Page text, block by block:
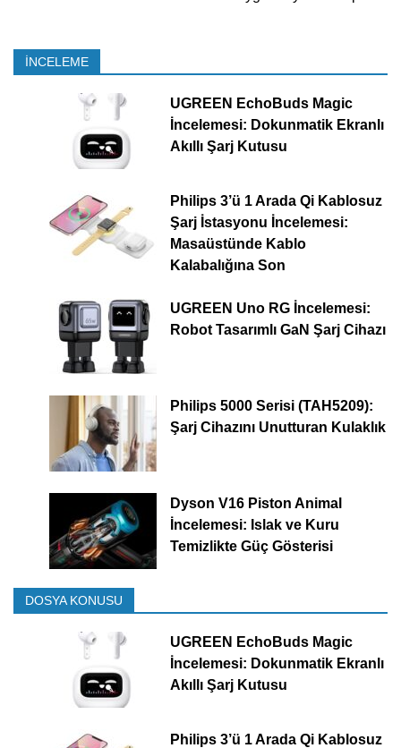
İNCELEME
UGREEN EchoBuds Magic
İncelemesi: Dokunmatik Ekranlı
Akıllı Şarj Kutusu
Philips 3’ü 1 Arada Qi Kablosuz
Şarj İstasyonu İncelemesi:
Masaüstünde Kablo
Kalabalığına Son
UGREEN Uno RG İncelemesi:
Robot Tasarımlı GaN Şarj Cihazı
Philips 5000 Serisi (TAH5209):
Şarj Cihazını Unutturan Kulaklık
Dyson V16 Piston Animal
İncelemesi: Islak ve Kuru
Temizlikte Güç Gösterisi
DOSYA KONUSU
UGREEN EchoBuds Magic
İncelemesi: Dokunmatik Ekranlı
Akıllı Şarj Kutusu
Philips 3’ü 1 Arada Qi Kablosuz